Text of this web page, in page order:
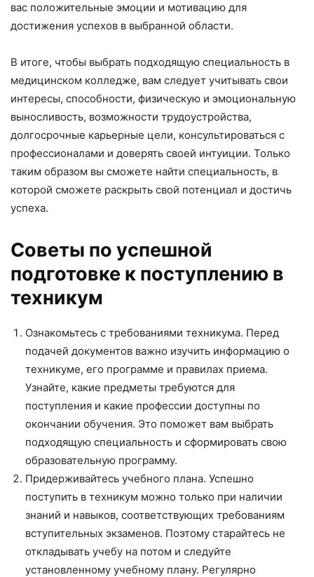
вас положительные эмоции и мотивацию для
достижения успехов в выбранной области.
В итоге, чтобы выбрать подходящую специальность в
медицинском колледже, вам следует учитывать свои
интересы, способности, физическую и эмоциональную
выносливость, возможности трудоустройства,
долгосрочные карьерные цели, консультироваться с
профессионалами и доверять своей интуиции. Только
таким образом вы сможете найти специальность, в
которой сможете раскрыть свой потенциал и достичь
успеха.
Советы по успешной
подготовке к поступлению в
техникум
Ознакомьтесь с требованиями техникума. Перед
подачей документов важно изучить информацию о
техникуме, его программе и правилах приема.
Узнайте, какие предметы требуются для
поступления и какие профессии доступны по
окончании обучения. Это поможет вам выбрать
подходящую специальность и сформировать свою
образовательную программу.
Придерживайтесь учебного плана. Успешно
поступить в техникум можно только при наличии
знаний и навыков, соответствующих требованиям
вступительных экзаменов. Поэтому старайтесь не
откладывать учебу на потом и следуйте
установленному учебному плану. Регулярно